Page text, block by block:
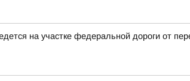
на участке федеральной дороги от